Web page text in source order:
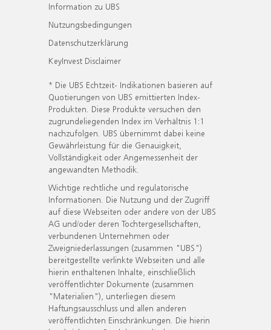
Information zu UBS
Nutzungsbedingungen
Datenschutzerklärung
KeyInvest Disclaimer
* Die UBS Echtzeit- Indikationen basieren auf
Quotierungen von UBS emittierten Index-
Produkten. Diese Produkte versuchen den
zugrundeliegenden Index im Verhältnis 1:1
nachzufolgen. UBS übernimmt dabei keine
Gewährleistung für die Genauigkeit,
Vollständigkeit oder Angemessenheit der
angewandten Methodik.
Wichtige rechtliche und regulatorische
Informationen. Die Nutzung und der Zugriff
auf diese Webseiten oder andere von der UBS
AG und/oder deren Tochtergesellschaften,
verbundenen Unternehmen oder
Zweigniederlassungen (zusammen "UBS")
bereitgestellte verlinkte Webseiten und alle
hierin enthaltenen Inhalte, einschließlich
veröffentlichter Dokumente (zusammen
"Materialien"), unterliegen diesem
Haftungsausschluss und allen anderen
veröffentlichten Einschränkungen. Die hierin